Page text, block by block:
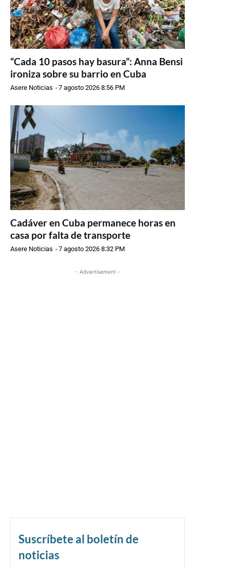
“Cada 10 pasos hay basura”: Anna Bensi
ironiza sobre su barrio en Cuba
Asere Noticias -7 agosto 2026 8:56 PM
Cadáver en Cuba permanece horas en
casa por falta de transporte
Asere Noticias -7 agosto 2026 8:32 PM
- Advertisement -
Suscríbete al boletín de
noticias